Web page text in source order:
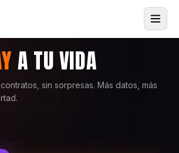
A TU VIDA
sin sorpresas. Más datos, más